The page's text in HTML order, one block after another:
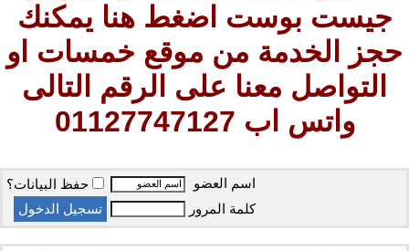
جيست بوست اضغط هنا يمكنك
حجز الخدمة من موقع خمسات او
التواصل معنا على الرقم التالى
واتس اب 01127747127
اسم العضو
حفظ البيانات؟
كلمة المرور